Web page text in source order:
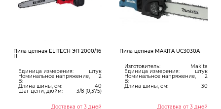
Пила цепная ELITECH ЭП 2000/16
П
Единица измерения: штук
Номинальное напряжение,
В:
2
Длина шины, см:
40
Шаг цепи, дюйм: 3/8 (0,375)
Доставка от 3 дней
Пила цепная MAKITA UC3030A
Изготовитель: Makita
Единица измерения: штук
Номинальное напряжение,
В:
2
Длина шины, см:
30
Доставка от 3 дней